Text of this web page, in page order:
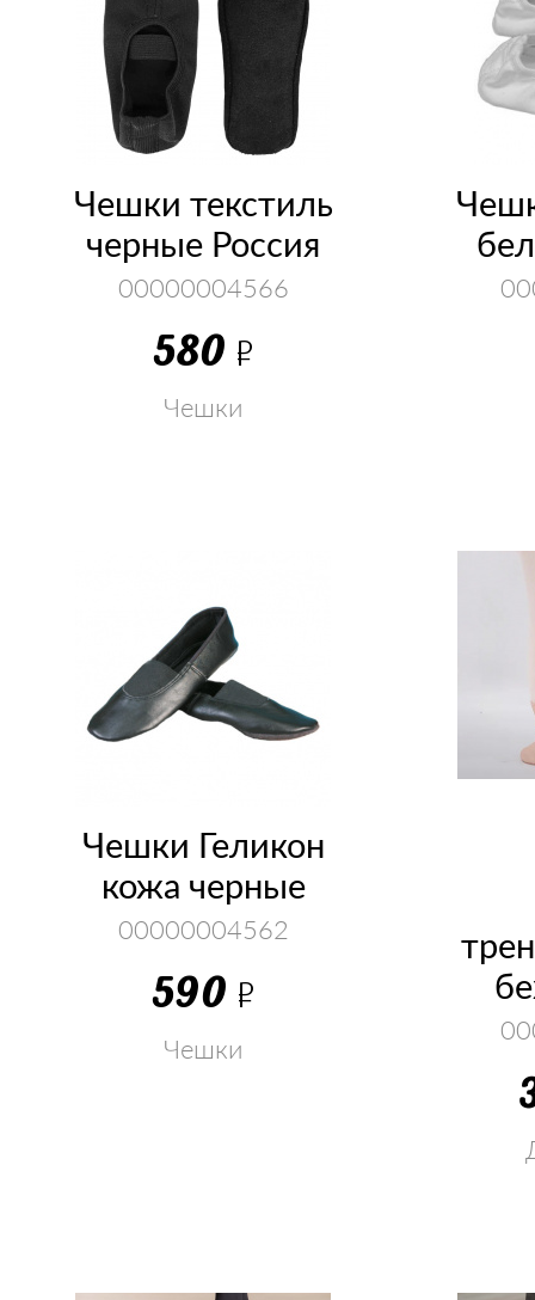
Чешки текстиль
черные Россия
00000004566
580 Р
Чешки
Чешки Геликон
кожа черные
00000004562
590 Р
Чешки